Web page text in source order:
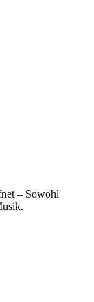
– Sowohl